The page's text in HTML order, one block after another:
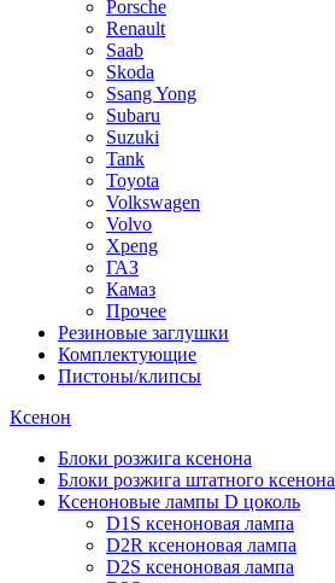
Porsche
Renault
Saab
Skoda
Ssang Yong
Subaru
Suzuki
Tank
Toyota
Volkswagen
Volvo
Xpeng
ГАЗ
Камаз
Прочее
Резиновые заглушки
Комплектующие
Пистоны/клипсы
Ксенон
Блоки розжига ксенона
Блоки розжига штатного ксенона
Ксеноновые лампы D цоколь
D1S ксеноновая лампа
D2R ксеноновая лампа
D2S ксеноновая лампа